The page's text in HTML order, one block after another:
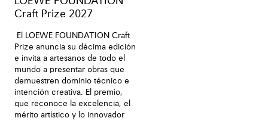
Craft Prize 2027
El LOEWE FOUNDATION Craft
Prize anuncia su décima edición
e invita a artesanos de todo el
mundo a presentar obras que
demuestren dominio técnico e
intención creativa. El premio,
que reconoce la excelencia, el
mérito artístico y lo innovador